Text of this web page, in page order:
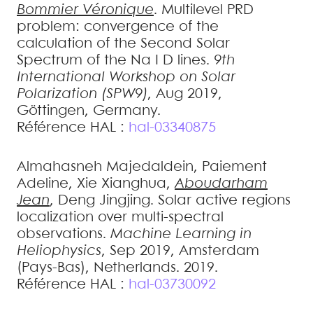
Bommier Véronique. Multilevel PRD
problem: convergence of the
calculation of the Second Solar
Spectrum of the Na I D lines. 9th
International Workshop on Solar
Polarization (SPW9), Aug 2019,
Göttingen, Germany.
Référence HAL : hal-03340875
Almahasneh Majedaldein, Paiement
Adeline, Xie Xianghua,Aboudarham
Jean, Deng Jingjing. Solar active regions
localization over multi-spectral
observations. Machine Learning in
Heliophysics, Sep 2019, Amsterdam
(Pays-Bas), Netherlands. 2019.
Référence HAL : hal-03730092